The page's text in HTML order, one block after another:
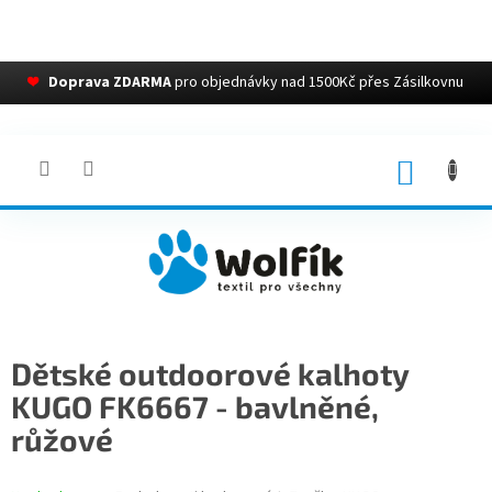
❤ Doprava ZDARMApro objednávky nad 1500Kč přes Zásilkovnu
Dětské outdoorové kalhoty
KUGO FK6667 - bavlněné,
růžové